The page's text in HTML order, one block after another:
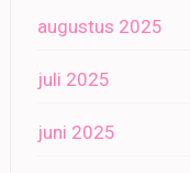
augustus 2025
juli 2025
juni 2025